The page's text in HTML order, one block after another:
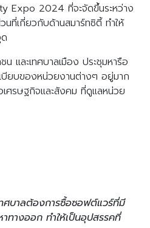
Expo 2024 ที่จะจัดขึ้นระหว่าง
ที่เกี่ยวกับด้านสมาร์ทซิตี้ ทำให้
และเทศบาลเมือง ประชุมหารือ
บียบของหน่วยงานต่างๆ อยู่มาก
ศรษฐกิจและสังคม ที่ดูแลหน่วย
ศบาลต้องการซื้อซอฟต์แวร์ที่มี
ทางออก ทำให้เป็นอุปสรรคที่